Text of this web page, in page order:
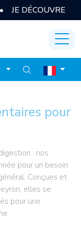
pour
: nos
pour un besoin
Conçues et
elles se
pour une